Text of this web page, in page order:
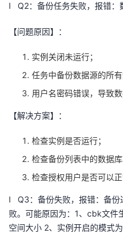
l Q2：备份任务失败，报错：
【问题原因】：
实例关闭未运行；
任务中备份数据源的所
用户名密码错误，导致数
【解决方案】：
检查实例是否运行；
检查备份列表中的数据库
检查授权用户是否可以
l Q3：备份失败，报错：备
败。可能原因为： 1、 cbk文件
空间大小 2、实例开启的模式